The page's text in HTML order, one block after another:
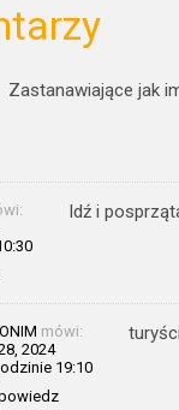
Zastanawiające jak
Idź i
mówi:
2024
19:10